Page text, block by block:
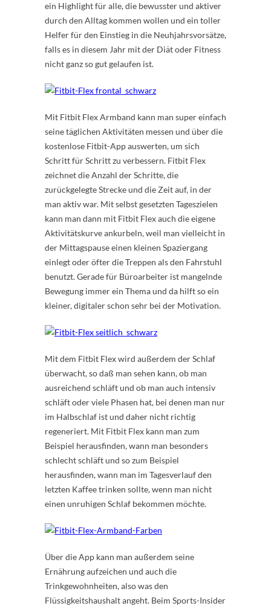
ein Highlight für alle, die bewusster und aktiver
durch den Alltag kommen wollen und ein toller
Helfer für den Einstieg in die Neuhjahrsvorsätze,
falls es in diesem Jahr mit der Diät oder Fitness
nicht ganz so gut gelaufen ist.
Mit Fitbit Flex Armband kann man super einfach
seine täglichen Aktivitäten messen und über die
kostenlose Fitbit-App auswerten, um sich
Schritt für Schritt zu verbessern. Fitbit Flex
zeichnet die Anzahl der Schritte, die
zurückgelegte Strecke und die Zeit auf, in der
man aktiv war. Mit selbst gesetzten Tageszielen
kann man dann mit Fitbit Flex auch die eigene
Aktivitätskurve ankurbeln, weil man vielleicht in
der Mittagspause einen kleinen Spaziergang
einlegt oder öfter die Treppen als den Fahrstuhl
benutzt. Gerade für Büroarbeiter ist mangelnde
Bewegung immer ein Thema und da hilft so ein
kleiner, digitaler schon sehr bei der Motivation.
Mit dem Fitbit Flex wird außerdem der Schlaf
überwacht, so daß man sehen kann, ob man
ausreichend schläft und ob man auch intensiv
schläft oder viele Phasen hat, bei denen man nur
im Halbschlaf ist und daher nicht richtig
regeneriert. Mit Fitbit Flex kann man zum
Beispiel herausfinden, wann man besonders
schlecht schläft und so zum Beispiel
herausfinden, wann man im Tagesverlauf den
letzten Kaffee trinken sollte, wenn man nicht
einen unruhigen Schlaf bekommen möchte.
Über die App kann man außerdem seine
Ernährung aufzeichen und auch die
Trinkgewohnheiten, also was den
Flüssigkeitshaushalt angeht. Beim Sports-Insider